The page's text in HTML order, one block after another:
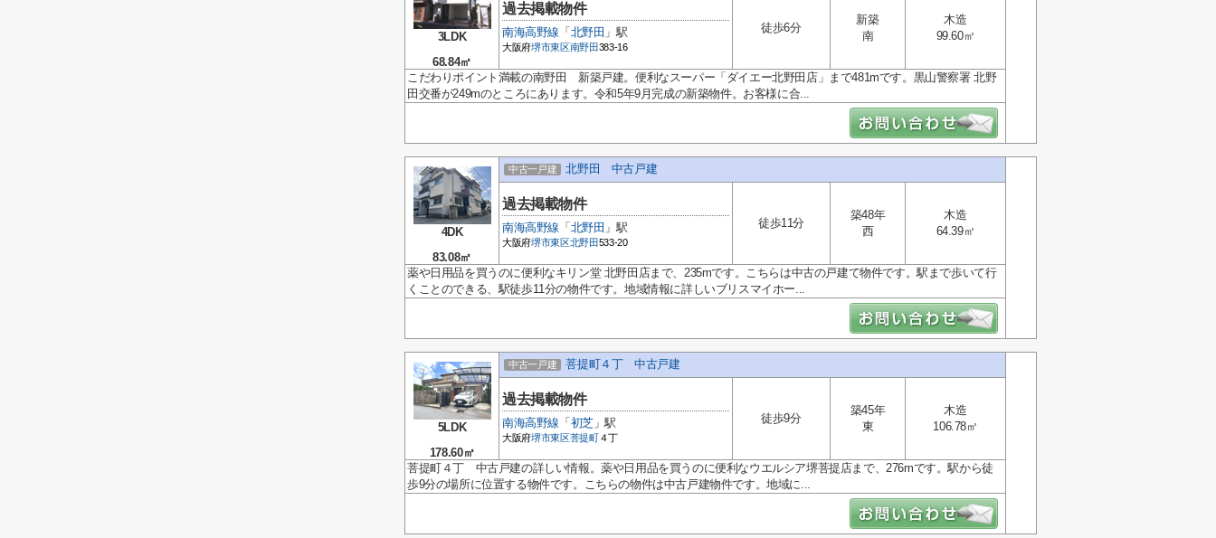
3LDK
68.84㎡
過去掲載物件
南海高野線 「 北野田 」駅
大阪府堺市東区南野田383-16
徒歩6分
新築
南
木造
99.60㎡
こだわりポイント満載の南野田 新築戸建。便利なスーパー「ダイエー北野田店」まで481mです。黒山警察署 北野
田交番が249mのところにあります。令和5年9月完成の新築物件。お客様に合...
4DK
83.08㎡
中古一戸建 北野田 中古戸建
過去掲載物件
南海高野線 「 北野田 」駅
大阪府堺市東区北野田533-20
徒歩11分
築48年
西
木造
64.39㎡
薬や日用品を買うのに便利なキリン堂 北野田店まで、235mです。こちらは中古の戸建て物件です。駅まで歩いて行
くことのできる、駅徒歩11分の物件です。地域情報に詳しいブリスマイホー...
5LDK
178.60㎡
中古一戸建 菩提町４丁 中古戸建
過去掲載物件
南海高野線 「 初芝」駅
大阪府堺市東区菩提町 ４丁
徒歩9分
築45年
東
木造
106.78㎡
菩提町４丁 中古戸建の詳しい情報。薬や日用品を買うのに便利なウエルシア堺菩提店まで、276mです。駅から徒
歩9分の場所に位置する物件です。こちらの物件は中古戸建物件です。地域に...